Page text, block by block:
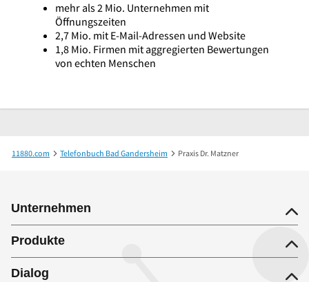
mehr als 2 Mio. Unternehmen mit
Öffnungszeiten
2,7 Mio. mit E-Mail-Adressen und Website
1,8 Mio. Firmen mit aggregierten Bewertungen
von echten Menschen
11880.com Telefonbuch Bad Gandersheim Praxis Dr. Matzner
Unternehmen
Produkte
Dialog